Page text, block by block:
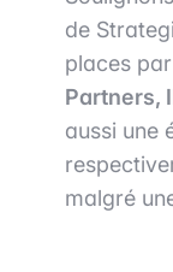
de
places
Partners,
aussi une
malgré